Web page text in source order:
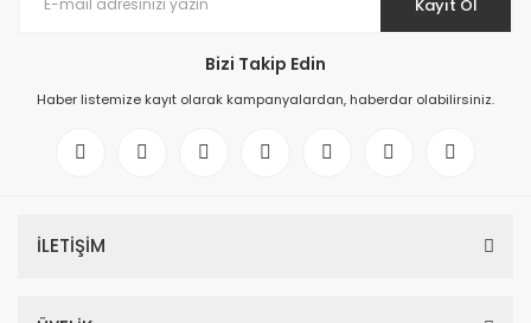
Kayıt Ol
Bizi Takip Edin
Haber listemize kayıt olarak kampanyalardan, haberdar olabilirsiniz.
İLETİŞİM